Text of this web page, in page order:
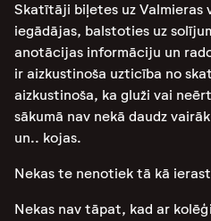
Skatītāji biļetes uz Valmieras
iegādājas, balstoties uz
anotācijas informāciju un
ir aizkustinoša uzticība no
aizkustinoša, ka gluži vai
sākumā nav nekā daudz
un.. kojas.
Nekas te nenotiek tā kā
Nekas nav tāpat, kad ar